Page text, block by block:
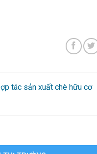
tác sản xuất chè hữu cơ